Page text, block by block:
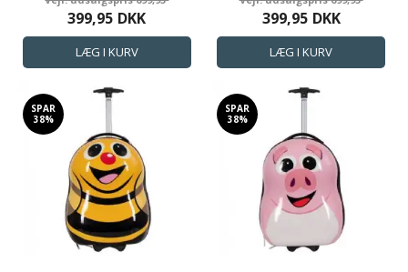
REJSEKUFFERT
399,95 DKK
REJSEKUFFERT
399,95 DKK
SPAR
38%
SPAR
38%